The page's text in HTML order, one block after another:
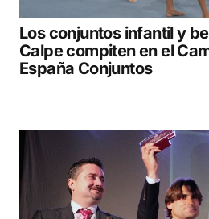
COMENTAR
Los conjuntos infantil y
Calpe compiten en el
España Conjuntos